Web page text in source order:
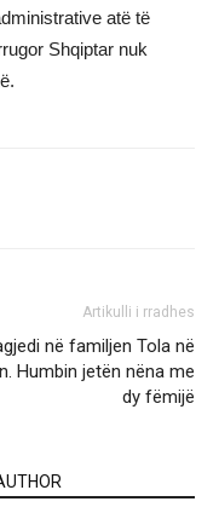
atë të
Shqiptar nuk
Artikulli i rradhes
në familjen Tola në
Humbin jetën nëna me
dy fëmijë